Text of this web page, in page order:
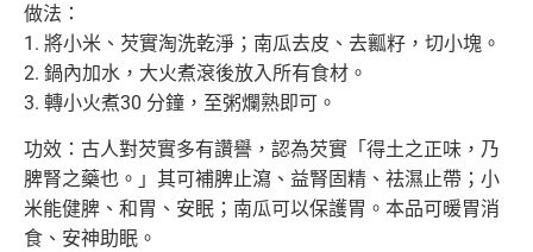
做法：
1. 將小米、芡實淘洗乾淨；南瓜去皮、去瓤籽，切小塊。
2. 鍋內加水，大火煮滾後放入所有食材。
3. 轉小火煮30 分鐘，至粥爛熟即可。
功效：古人對芡實多有讚譽，認為芡實「得土之正味，乃
脾腎之藥也。」 其可補脾止瀉、益腎固精、祛濕止帶；小
米能健脾、和胃、安眠； 南瓜可以保護胃。本品可暖胃消
食、安神助眠。